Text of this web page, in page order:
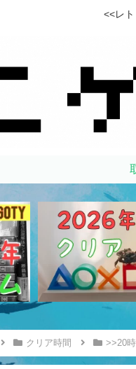
<<レ
クリア時間 >>20